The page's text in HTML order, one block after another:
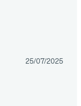
25/07/2025